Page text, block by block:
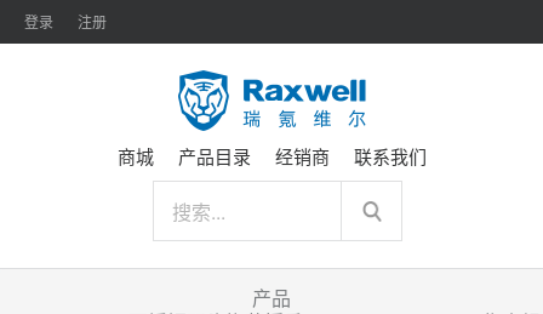
登录 注册
商城 产品目录 经销商 联系我们
产品